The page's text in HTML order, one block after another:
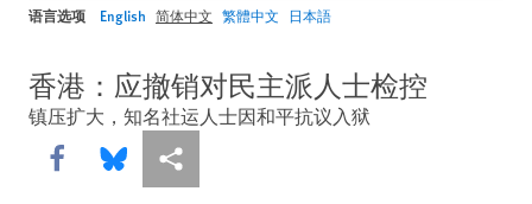
语言选项 English 简体中文 繁體中文 日本語
香港：应撤销对民主派人士检控
镇压扩大，知名社运人士因和平抗议入狱
Share this via Facebook
Share this via Bluesky
More sharing options